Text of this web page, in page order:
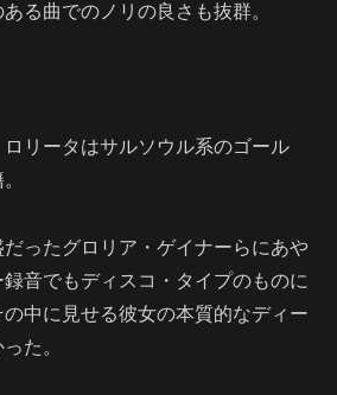
る曲でのノリの良さも抜群。
リータはサルソウル系のゴール
ったグロリア・ゲイナーらにあや
音でもディスコ・タイプのものに
中に見せる彼女の本質的なディー
た。